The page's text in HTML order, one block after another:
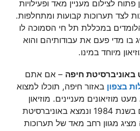
פתוח לצילום מעניין מאד ופעילויות
לצד תערוכות קבועות ומתחלפות.
במכללת תל חי הסמוכה לו
בו מדי פעם את עבודותיהם והוא
מיוחד במינו.
באוניברסיטת חיפה – אם אתם
בצפון באזור חיפה, תוכלו למצוא
מוזיאונים מעניינים. מוזיאון
הכט שהוקם בשנת 1984 ונמצא באוניברסיטת
מגוון רחב מאד של תערוכות